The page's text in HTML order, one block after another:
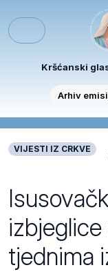
Menu
Kršćanski
Arhiv
VIJESTI IZ CRKVE
izbjeglice
tjednima